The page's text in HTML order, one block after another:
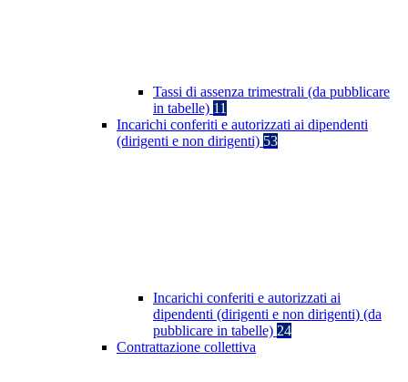
Tassi di assenza trimestrali (da pubblicare
in tabelle) 11
Incarichi conferiti e autorizzati ai dipendenti
(dirigenti e non dirigenti) 53
Incarichi conferiti e autorizzati ai
dipendenti (dirigenti e non dirigenti) (da
pubblicare in tabelle) 24
Contrattazione collettiva